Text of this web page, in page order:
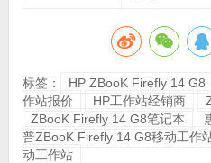
标签： HP ZBooK Firefly 14 G8
作站报价
HP工作站经销商
ZBooK Firefly 14 G8笔记本
普ZBooK Firefly 14 G8移动工作
动工作站